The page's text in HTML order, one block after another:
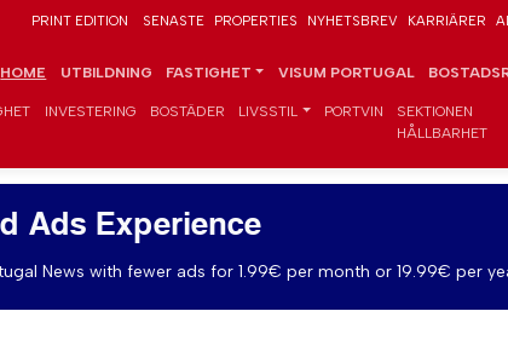
PRINT EDITION SENASTE PROPERTIES NYHETSBREV KARRIÄRER
HOME UTBILDNING FASTIGHET VISUM PORTUGAL
INVESTERING BOSTÄDER LIVSSTIL PORTVIN
SEKTIONEN
HÅLLBARHET
Ads Experience
News with fewer ads for 1.99€ per month or 19.99€ per